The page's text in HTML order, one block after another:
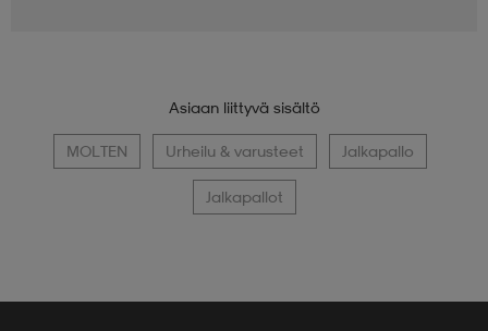
Asiaan liittyvä sisältö
MOLTEN Urheilu & varusteet Jalkapallo
Jalkapallot